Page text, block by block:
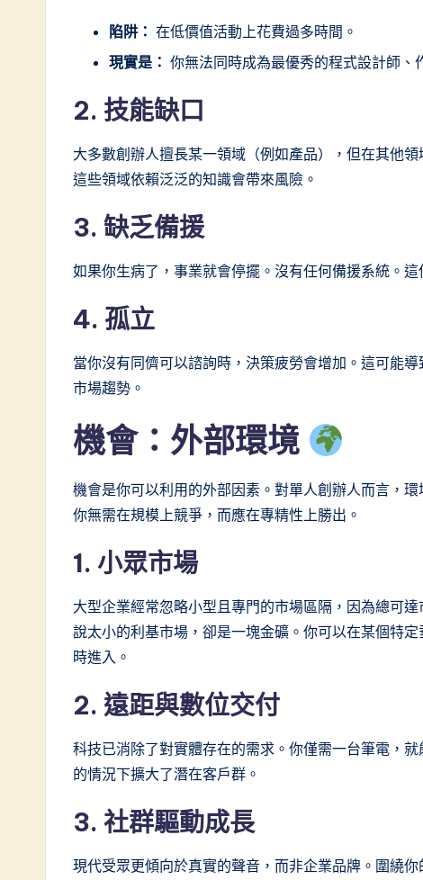
陷阱： 在低價值活動上花費過多時間。
現實是： 你無法同時成為最優秀的程式設計師、
2. 技能缺口
大多數創辦人擅長某一領域（例如產品），但在其他
這些領域依賴泛泛的知識會帶來風險。
3. 缺乏備援
如果你生病了，事業就會停擺。沒有任何備援系統。
4. 孤立
當你沒有同儕可以諮詢時，決策疲勞會增加。這可能
市場趨勢。
機會：外部環境
機會是你可以利用的外部因素。對單人創辦人而言，
你無需在規模上競爭，而應在專精性上勝出。
1. 小眾市場
大型企業經常忽略小型且專門的市場區隔，因為總可
說太小的利基市場，卻是一塊金礦。你可以在某個特
時進入。
2. 遠距與數位交付
科技已消除了對實體存在的需求。你僅需一台筆電，
的情況下擴大了潛在客戶群。
3. 社群驅動成長
現代受眾更傾向於真實的聲音，而非企業品牌。圍繞